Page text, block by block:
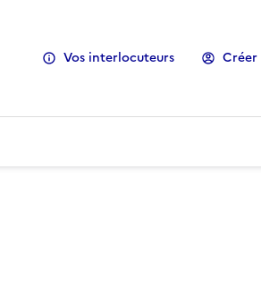
Vos interlocuteurs